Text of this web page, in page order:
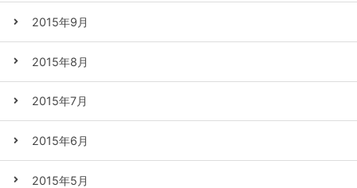
2015年9月
2015年8月
2015年7月
2015年6月
2015年5月